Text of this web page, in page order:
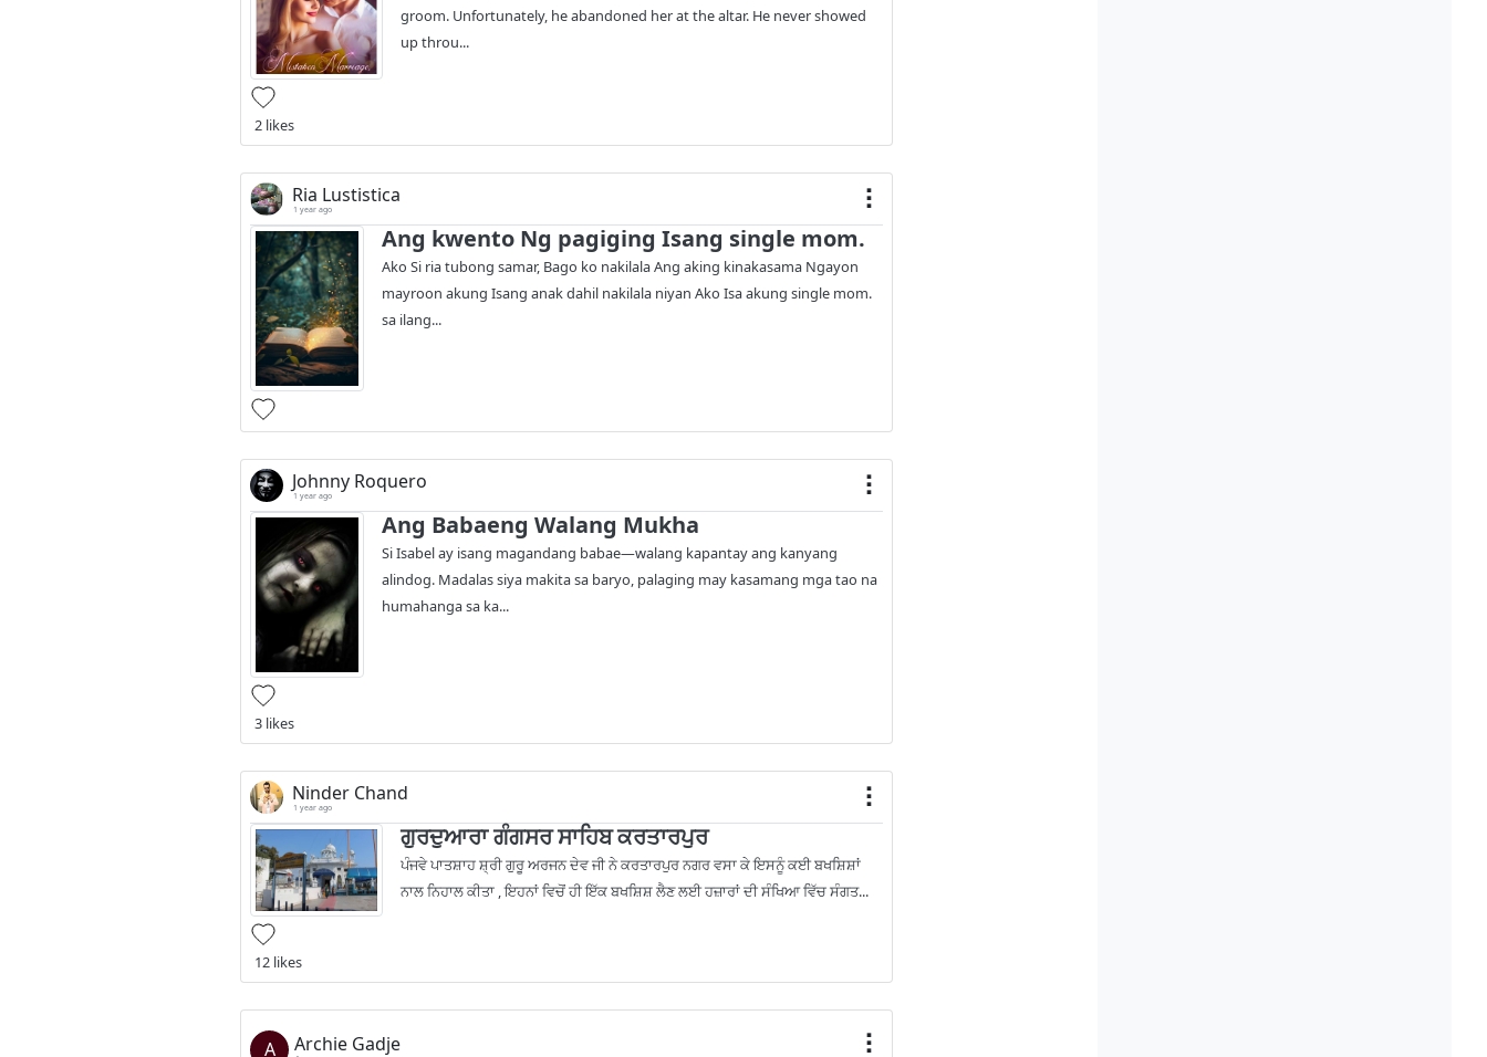
groom. Unfortunately, he abandoned her at the altar. He never showed
up throu...
2 likes
Ria Lustistica
1 year ago
Ang kwento Ng pagiging Isang single mom.
Ako Si ria tubong samar, Bago ko nakilala Ang aking kinakasama Ngayon
mayroon akung Isang anak dahil nakilala niyan Ako Isa akung single mom.
sa ilang...
Johnny Roquero
1 year ago
Ang Babaeng Walang Mukha
Si Isabel ay isang magandang babae—walang kapantay ang kanyang
alindog. Madalas siya makita sa baryo, palaging may kasamang mga tao na
humahanga sa ka...
3 likes
Ninder Chand
1 year ago
ਗੁਰਦੁਆਰਾ ਗੰਗਸਰ ਸਾਹਿਬ ਕਰਤਾਰਪੁਰ
ਪੰਜਵੇ ਪਾਤਸ਼ਾਹ ਸ਼੍ਰੀ ਗੁਰੂ ਅਰਜਨ ਦੇਵ ਜੀ ਨੇ ਕਰਤਾਰਪੁਰ ਨਗਰ ਵਸਾ ਕੇ ਇਸਨੂੰ ਕਈ ਬਖਸ਼ਿਸ਼ਾਂ
ਨਾਲ ਨਿਹਾਲ ਕੀਤਾ , ਇਹਨਾਂ ਵਿਚੋਂ ਹੀ ਇੱਕ ਬਖਸ਼ਿਸ਼ ਲੈਣ ਲਈ ਹਜ਼ਾਰਾਂ ਦੀ ਸੰਖਿਆ ਵਿੱਚ ਸੰਗਤ...
12 likes
A Archie Gadje